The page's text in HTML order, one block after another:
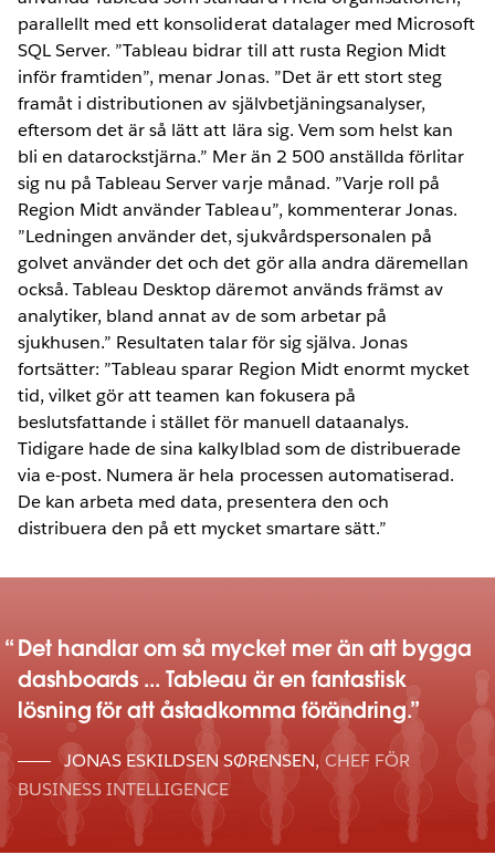
parallellt med ett konsoliderat datalager med Microsoft
SQL Server. ”Tableau bidrar till att rusta Region Midt
inför framtiden”, menar Jonas. ”Det är ett stort steg
framåt i distributionen av självbetjäningsanalyser,
eftersom det är så lätt att lära sig. Vem som helst kan
bli en datarockstjärna.” Mer än 2 500 anställda förlitar
sig nu på Tableau Server varje månad. ”Varje roll på
Region Midt använder Tableau”, kommenterar Jonas.
”Ledningen använder det, sjukvårdspersonalen på
golvet använder det och det gör alla andra däremellan
också. Tableau Desktop däremot används främst av
analytiker, bland annat av de som arbetar på
sjukhusen.” Resultaten talar för sig själva. Jonas
fortsätter: ”Tableau sparar Region Midt enormt mycket
tid, vilket gör att teamen kan fokusera på
beslutsfattande i stället för manuell dataanalys.
Tidigare hade de sina kalkylblad som de distribuerade
via e-post. Numera är hela processen automatiserad.
De kan arbeta med data, presentera den och
distribuera den på ett mycket smartare sätt.”
Det handlar om så mycket mer än att bygga
dashboards ... Tableau är en fantastisk
lösning för att åstadkomma förändring.
JONAS ESKILDSEN SØRENSEN, CHEF FÖR
BUSINESS INTELLIGENCE